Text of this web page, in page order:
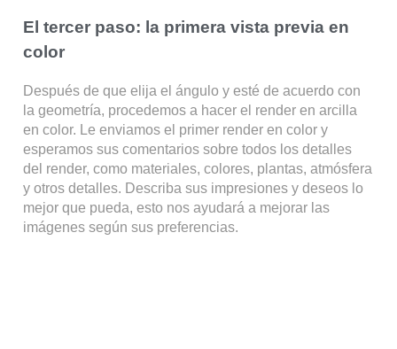
El tercer paso: la primera vista previa en
color
Después de que elija el ángulo y esté de acuerdo con
la geometría, procedemos a hacer el render en arcilla
en color. Le enviamos el primer render en color y
esperamos sus comentarios sobre todos los detalles
del render, como materiales, colores, plantas, atmósfera
y otros detalles. Describa sus impresiones y deseos lo
mejor que pueda, esto nos ayudará a mejorar las
imágenes según sus preferencias.